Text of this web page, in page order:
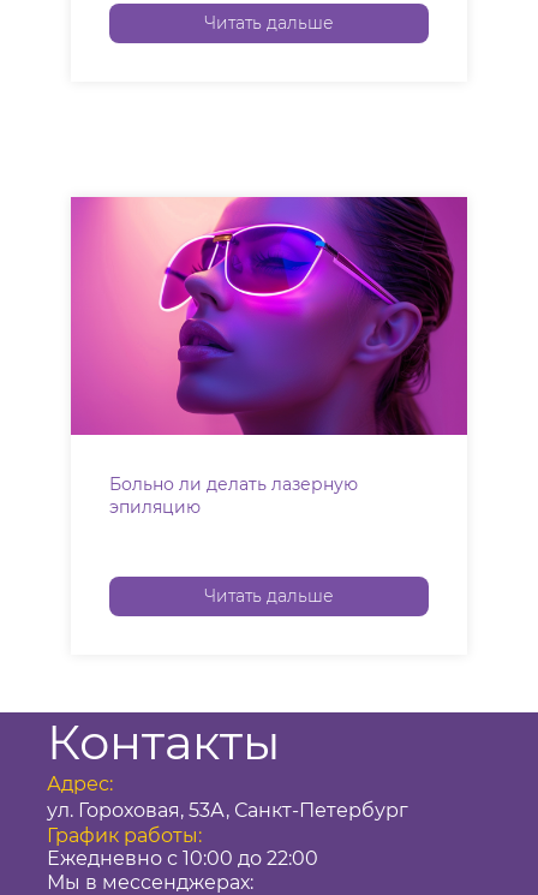
Читать дальше
Больно ли делать лазерную
эпиляцию
Читать дальше
Контакты
Адрес:
ул. Гороховая, 53А, Санкт-Петербург
График работы:
Ежедневно с 10:00 до 22:00
Мы в мессенджерах: